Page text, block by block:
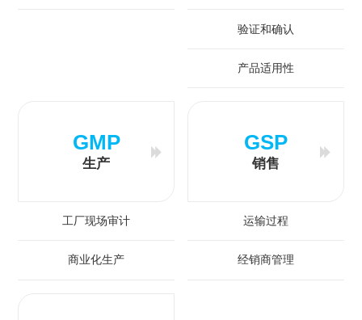
验证和确认
产品适用性
GMP
生产
工厂现场审计
商业化生产
GSP
销售
运输过程
经销商管理